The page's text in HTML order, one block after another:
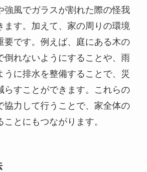
強風でガラスが割れた際の怪我
ます。加えて、家の周りの環境
要です。例えば、庭にある木の
倒れないようにすることや、雨
うに排水を整備することで、災
らすことができます。これらの
協力して行うことで、家全体の
とにもつながります。